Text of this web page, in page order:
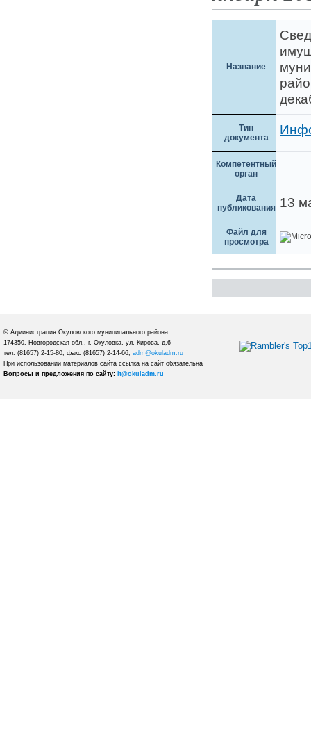
Название
Тип
документа
Компетентный
орган
Дата
публикования 13
Файл для
просмотра
© Администрация Окуловского муниципального района
174350, Новгородская обл., г. Окуловка, ул. Кирова, д.6
тел. (81657) 2-15-80, факс (81657) 2-14-66, adm@okuladm.ru
При использовании материалов сайта ссылка на сайт обязательна
Вопросы и предложения по сайту: it@okuladm.ru